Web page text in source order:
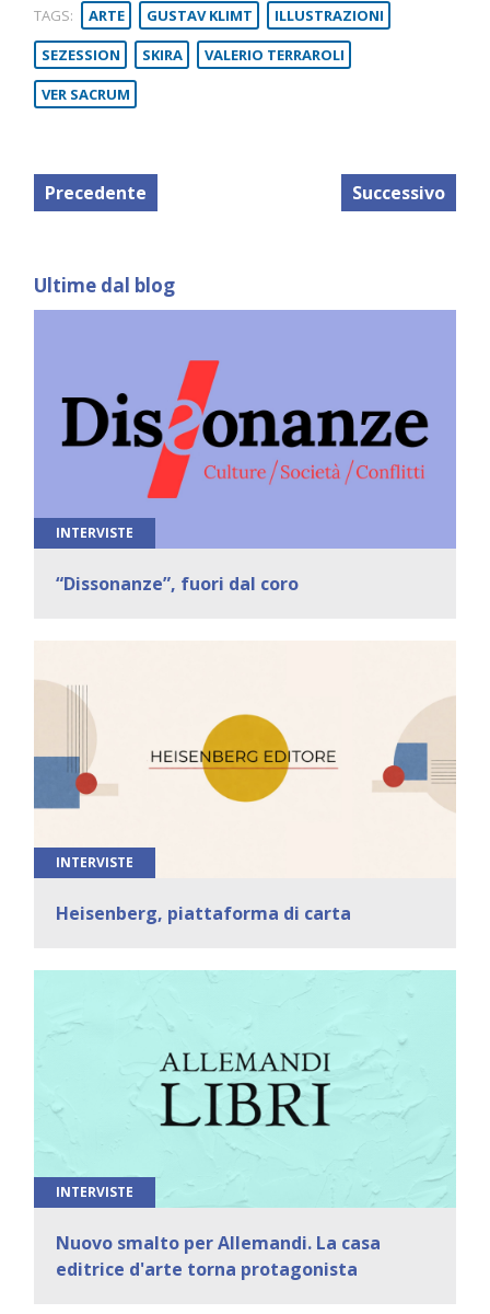
TAGS: ARTE GUSTAV KLIMT
ILLUSTRAZIONI
SEZESSION
SKIRA
VALERIO TERRAROLI
VER SACRUM
Precedente Successivo
Ultime dal blog
INTERVISTE
“Dissonanze”, fuori dal coro
INTERVISTE
Heisenberg, piattaforma di carta
INTERVISTE
Nuovo smalto per Allemandi. La casa
editrice d'arte torna protagonista